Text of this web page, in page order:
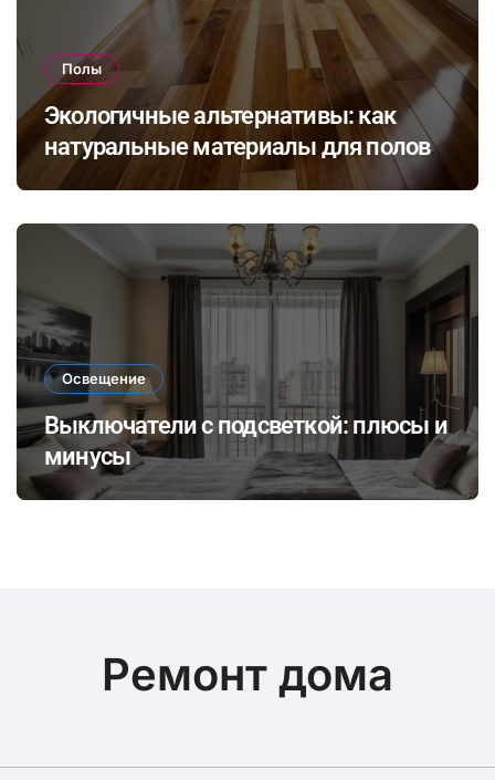
Полы
Экологичные альтернативы: как
натуральные материалы для полов
влияют на здоровье и комфорт в
Освещение
Выключатели с подсветкой: плюсы и
минусы
Ремонт дома